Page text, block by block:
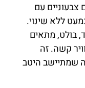
צבעוניים עם
ללא שינוי.
בולט, מתאים
קשה. זה
שמתיישב היטב